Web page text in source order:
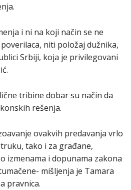
i ni na koji način se ne
niti položaj dužnika,
Srbiji, koja je privilegovani
tribine dobar su način da
rešenja.
ovakvih predavanja vrlo
tako i za građane,
izmenama i dopunama zakona
mišljenja je Tamara
pravnica.